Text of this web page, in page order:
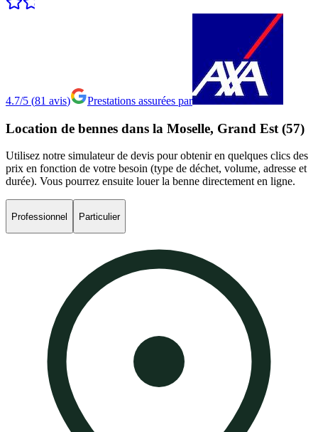
4.7/5 (81 avis) Prestations assurées par
Location de bennes dans la Moselle, Grand Est (57)
Utilisez notre simulateur de devis pour obtenir en quelques clics des
prix en fonction de votre besoin (type de déchet, volume, adresse et
durée). Vous pourrez ensuite louer la benne directement en ligne.
Professionnel Particulier